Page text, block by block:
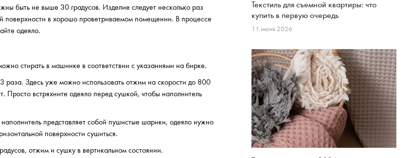
быть не выше 30 градусов. Изделие следует несколько раз
поверхности в хорошо проветриваемом помещении. В процессе
одеяло.
стирать в машинке в соответствии с указаниями на бирке.
раза. Здесь уже можно использовать отжим на скорости до 800
Просто встряхните одеяло перед сушкой, чтобы наполнитель
представляет собой пушистые шарики, одеяло нужно
поверхности сушиться.
отжим и сушку в вертикальном состоянии.
Текстиль для съемной квартиры: что
купить в первую очередь
11 июня 2026